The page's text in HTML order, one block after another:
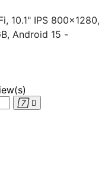
Антени и CPE
устройства
PoE устройства
10.1" IPS 800x1280,
Android 15 -
 